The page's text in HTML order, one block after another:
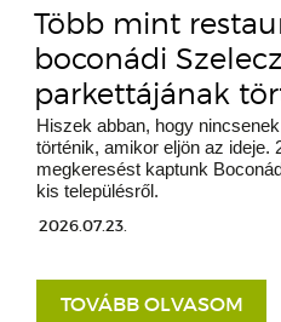
Több mint
boconádi
parkettájának
Hiszek abban, hogy
történik, amikor eljön az ideje.
megkeresést kaptunk
kis településről.
2026.07.23.
TOVÁBB OLVASOM